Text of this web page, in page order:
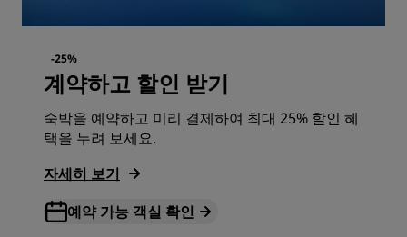
-25%
계약하고 할인 받기
숙박을 예약하고 미리 결제하여 최대 25% 할인 혜
택을 누려 보세요.
자세히 보기
예약 가능 객실 확인